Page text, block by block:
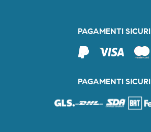
PAGAMENTI SICURI
PAGAMENTI SICURI